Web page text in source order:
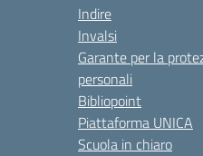
Indire
Invalsi
Garante per la
personali
Bibliopoint
Piattaforma UNICA
Scuola in chiaro